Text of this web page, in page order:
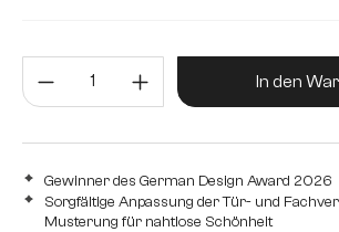
ProduktIn den
Gewinner des German Design Award 2026
Sorgfältige Anpassung der Tür- und
Musterung für nahtlose Schönheit